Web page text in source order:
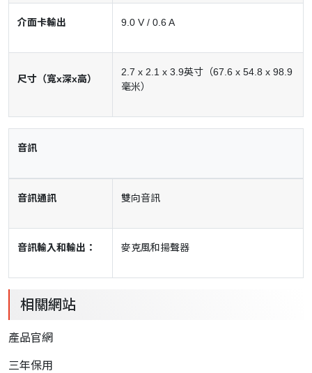
介面卡輸出 9.0 V / 0.6 A
尺寸（寬x深x高）
2.7 x 2.1 x 3.9英寸（67.6 x 54.8 x 98.9
毫米）
音訊
音訊通訊 雙向音訊
音訊輸入和輸出： 麥克風和揚聲器
相關網站
產品官網
三年保用